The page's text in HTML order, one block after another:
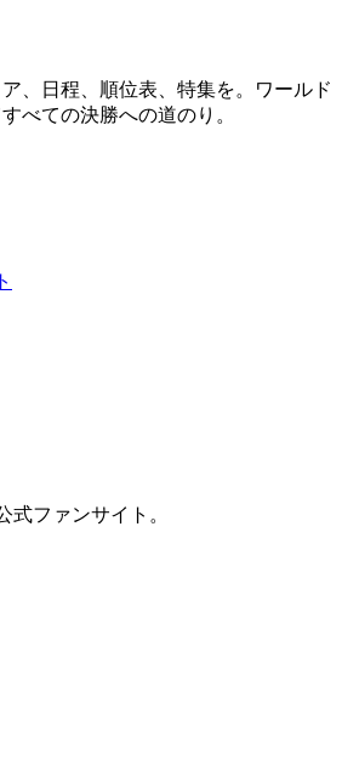
、日程、順位表、特集を。ワールド
べての決勝への道のり。
式ファンサイト。